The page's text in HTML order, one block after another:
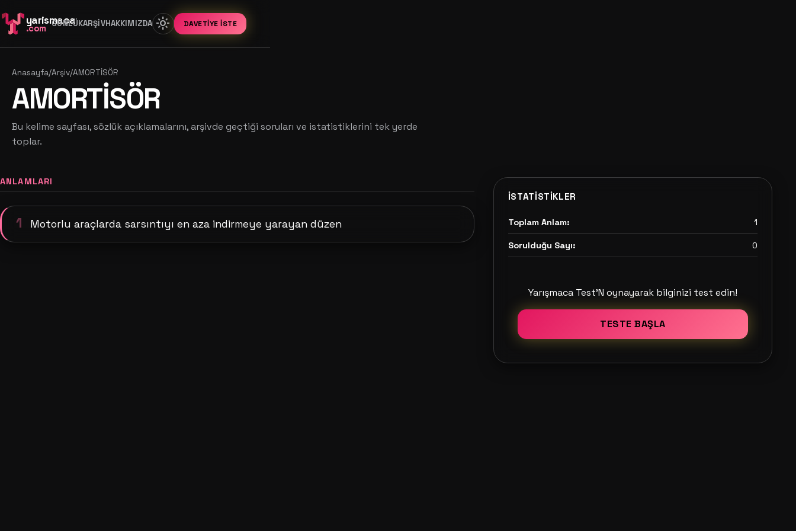
yarismaca
.com GÜNLÜKARŞIVHAKKIMIZDA light_mode DAVETIYE İSTE
Anasayfa/Arşiv/AMORTİSÖR
AMORTİSÖR
Bu kelime sayfası, sözlük açıklamalarını, arşivde geçtiği soruları ve istatistiklerini tek yerde
toplar.
ANLAMLARI
1 Motorlu araçlarda sarsıntıyı en aza indirmeye yarayan düzen
İSTATISTIKLER
Toplam Anlam: 1
Sorulduğu Sayı: 0
Yarışmaca Test'N oynayarak bilginizi test edin!
TESTE BAŞLA